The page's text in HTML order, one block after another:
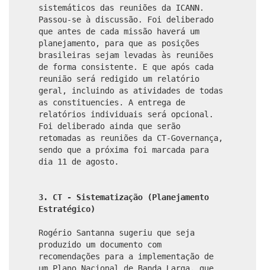
sistemáticos das reuniões da ICANN.
Passou-se à discussão. Foi deliberado
que antes de cada missão haverá um
planejamento, para que as posições
brasileiras sejam levadas às reuniões
de forma consistente. E que após cada
reunião será redigido um relatório
geral, incluindo as atividades de todas
as constituencies. A entrega de
relatórios individuais será opcional.
Foi deliberado ainda que serão
retomadas as reuniões da CT-Governança,
sendo que a próxima foi marcada para
dia 11 de agosto.
3. CT - Sistematização (Planejamento
Estratégico)
Rogério Santanna sugeriu que seja
produzido um documento com
recomendações para a implementação de
um Plano Nacional de Banda Larga, que